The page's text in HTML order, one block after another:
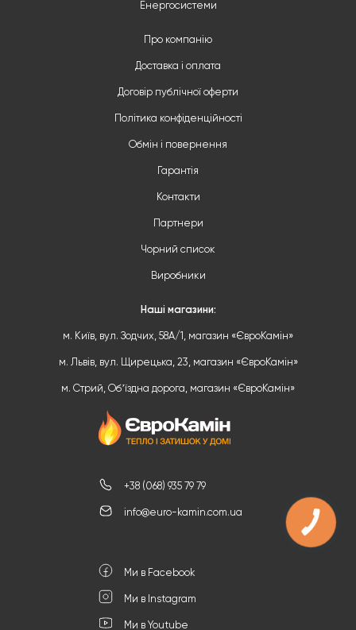
+38 (068) 935 79 79
info@euro-kamin.com.ua
Ми в Facebook
Ми в Instagram
Ми в Youtube
Енергосистеми
Про компанію
Доставка і оплата
Договір публічної оферти
Політика конфіденційності
Обмін і повернення
Гарантія
Контакти
Партнери
Чорний список
Виробники
Наші магазини:
м. Київ, вул. Зодчих, 58А/1, магазин «ЄвроКамін»
м. Львів, вул. Щирецька, 23, магазин «ЄвроКамін»
м. Стрий, Обʼїздна дорога, магазин «ЄвроКамін»
КНОПКА
ЗВ'ЯЗКУ